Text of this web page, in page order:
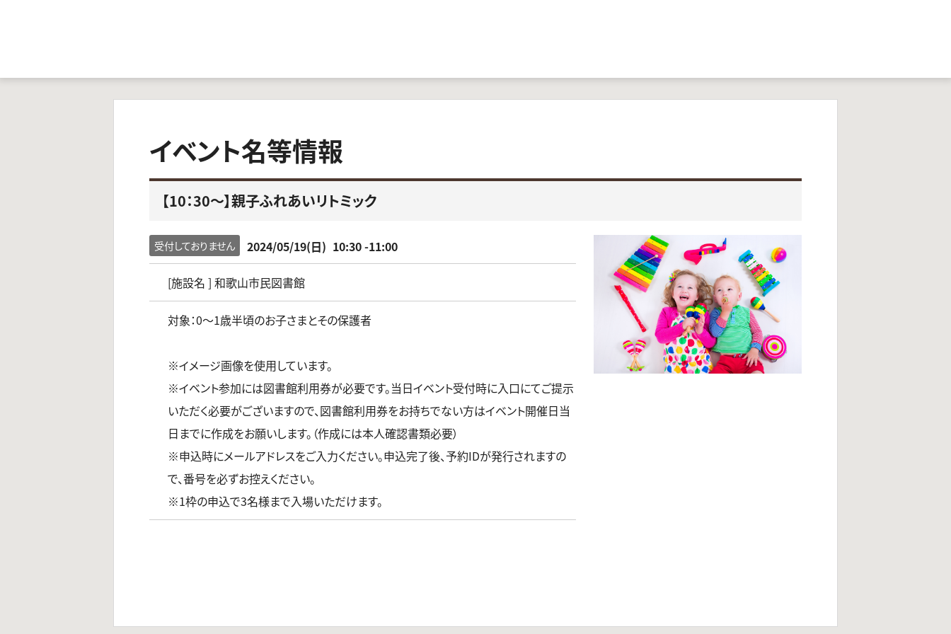
イベント名等情報
【10：30～】親子ふれあいリトミック
受付しておりません 2024/05/19(日) 10:30 -11:00
[施設名 ] 和歌山市民図書館
対象：0～1歳半頃のお子さまとその保護者
※イメージ画像を使用しています。
※イベント参加には図書館利用券が必要です。当日イベント受付時に入口にてご提示
いただく必要がございますので、図書館利用券をお持ちでない方はイベント開催日当
日までに作成をお願いします。（作成には本人確認書類必要）
※申込時にメールアドレスをご入力ください。申込完了後、予約IDが発行されますの
で、番号を必ずお控えください。
※1枠の申込で3名様まで入場いただけます。